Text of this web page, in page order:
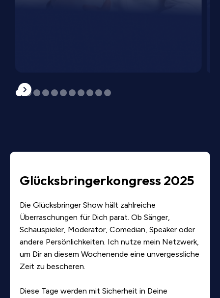
Glücksbringerkongress 2025
Die Glücksbringer Show hält zahlreiche
Überraschungen für Dich parat. Ob Sänger,
Schauspieler, Moderator, Comedian, Speaker oder
andere Persönlichkeiten. Ich nutze mein Netzwerk,
um Dir an diesem Wochenende eine unvergessliche
Zeit zu bescheren.
Diese Tage werden mit Sicherheit in Deine